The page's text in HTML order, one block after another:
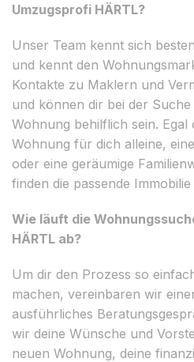
Umzugsprofi HÄRTL?
Unser Team kennt sich
und kennt den
Kontakte zu Maklern und
und können dir bei der
Wohnung behilflich sein. Egal
Wohnung für dich alleine,
oder eine geräumige
finden die passende
Wie läuft die
HÄRTL ab?
Um dir den Prozess so
machen, vereinbaren wir
ausführliches
wir deine Wünsche und
neuen Wohnung, deine